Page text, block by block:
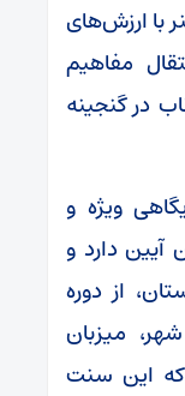
با ارزش‌های
مفاهیم
در گنجینه
ویژه و
آیین دارد و
از دوره
میزبان
که این سنت